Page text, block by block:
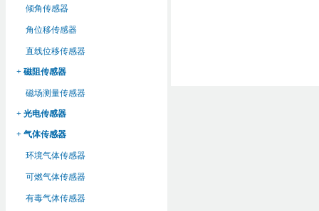
倾角传感器
角位移传感器
直线位移传感器
+ 磁阻传感器
磁场测量传感器
+ 光电传感器
+ 气体传感器
环境气体传感器
可燃气体传感器
有毒气体传感器